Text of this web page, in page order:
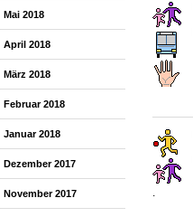
Mai 2018
April 2018
März 2018
Februar 2018
Januar 2018
Dezember 2017
November 2017 .